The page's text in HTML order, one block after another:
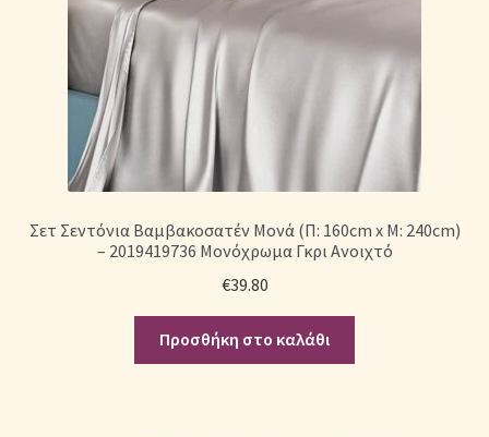
Σετ Σεντόνια Βαμβακοσατέν Μονά (Π: 160cm x Μ: 240cm)
– 2019419736 Μονόχρωμα Γκρι Ανοιχτό
€39.80
Προσθήκη στο καλάθι